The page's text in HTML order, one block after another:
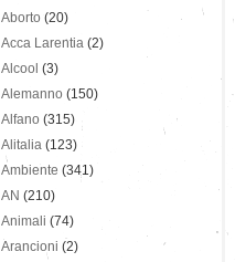
Aborto (20)
Acca Larentia (2)
Alcool (3)
Alemanno (150)
Alfano (315)
Alitalia (123)
Ambiente (341)
AN (210)
Animali (74)
Arancioni (2)